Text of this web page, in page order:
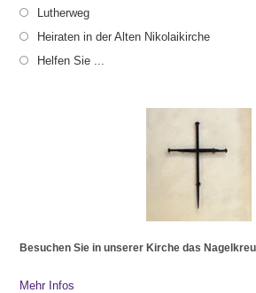
Lutherweg
Heiraten in der Alten Nikolaikirche
Helfen Sie ...
Besuchen Sie in unserer Kirche das
Mehr Infos